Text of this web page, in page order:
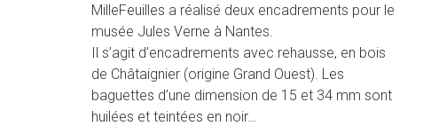
MilleFeuilles a réalisé deux encadrements pour le
musée Jules Verne à Nantes.
Il s’agit d’encadrements avec rehausse, en bois
de Châtaignier (origine Grand Ouest). Les
baguettes d’une dimension de 15 et 34 mm sont
huilées et teintées en noir…